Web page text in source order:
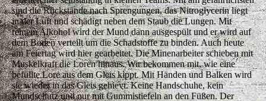
sind die Rückstände nach Sprengungen, das Nitroglycerin liegt
in der Luft und schädigt neben dem Staub die Lungen. Mit
reinem Alkohol wird der Mund dann ausgespült und er wird auf
dem Boden verteilt um die Schadstoffe zu binden. Auch heute
am Feiertag wird hier gearbeitet. Die Minenarbeiter schieben mit
Muskelkraft die Loren hinaus. Wir bekommen mit, wie eine
befüllte Lore aus dem Gleis kippt. Mit Händen und Balken wird
sie wieder in das Gleis gehievt. Keine Handschuhe, kein
Mundschutz und nur mit Gummistiefeln an den Füßen. Der